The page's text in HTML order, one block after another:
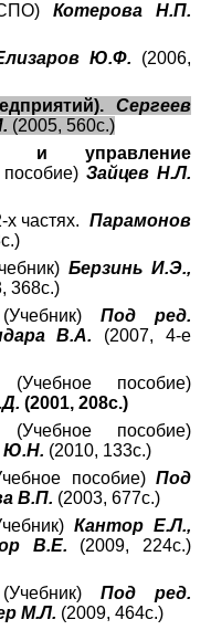
Котерова Н.П.
Ю.Ф. (2006,
Сергеев
(2005, 560с.)
и управление
Зайцев Н.Л.
х частях. Парамонов
Берзинь И.Э.,
368с.)
Под ред.
В.А. (2007, 4-е
(Учебное пособие)
(2001, 208с.)
(Учебное пособие)
Ю.Н. (2010, 133с.)
пособие) Под
В.П. (2003, 677с.)
Кантор Е.Л.,
В.Е. (2009, 224с.)
Под ред.
М.Л. (2009, 464с.)